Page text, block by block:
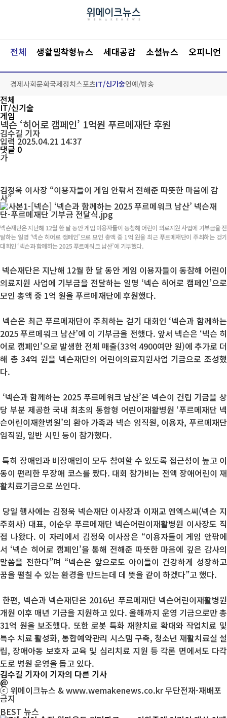
전체 생활밀착형뉴스 세대공감 소셜뉴스 오피니언
경제사회문화국제정치스포츠IT/신기술연예/방송
전체
IT/신기술
게임
넥슨 ‘히어로 캠페인’ 1억원 푸르메재단 후원
김수길 기자
입력 2025.04.21 14:37
댓글 0
가
김정욱 이사장 “이용자들이 게임 안팎서 전해준 따뜻한 마음에 감
사”
넥슨재단은 지난해 12월 한 달 동안 게임 이용자들이 동참해 어린이 의료지원 사업에 기부금을 전
달하는 일명 ‘넥슨 히어로 캠페인’으로 모인 총액 중 1억 원을 최근 푸르메재단이 주최하는 걷기
대회인 ‘넥슨과 함께하는 2025 푸르메워크 남산’에 기부했다.
넥슨재단은 지난해 12월 한 달동안 게임 이용자들이 동참해 어린이
의료지원 사업에 기부금을 전달하는 일명 ‘넥슨 히어로 캠페인’으로
모인 총액 중 1억 원을 푸르메재단에 후원했다.
넥슨은 최근푸르메재단이 주최하는 걷기 대회인 ‘넥슨과 함께하는
2025 푸르메워크 남산’에 이 기부금을 전했다. 앞서 넥슨은 ‘넥슨 히
어로 캠페인’으로 발생한 전체 매출(33억 4900여만 원)에 추가로 더
해 총 34억 원을 넥슨재단의 어린이의료지원사업 기금으로 조성했
다.
‘넥슨과 함께하는 2025 푸르메워크 남산’은 넥슨이 건립 기금을 상
당 부분 제공한 국내 최초의 통합형 어린이재활병원 ‘푸르메재단 넥
슨어린이재활병원’의 환아 가족과 넥슨 임직원, 이용자, 푸르메재단
임직원, 일반 시민 등이 참가했다.
특히 장애인과 비장애인이 모두 참여할 수 있도록 접근성이 높고 이
동이 편리한 무장애 코스를 짰다. 대회 참가비는 전액 장애어린이 재
활치료기금으로 쓰인다.
당일 행사에는 김정욱 넥슨재단 이사장과 이재교 엔엑스씨(넥슨 지
주회사) 대표, 이순우 푸르메재단 넥슨어린이재활병원 이사장도 직
접 나왔다. 이 자리에서 김정욱 이사장은 “이용자들이 게임 안팎에
서 ‘넥슨 히어로 캠페인’을 통해 전해준 따뜻한 마음에 깊은 감사의
말씀을 전한다”며 “넥슨은 앞으로도 아이들이 건강하게 성장하고
꿈을 펼칠 수 있는 환경을 만드는데 데 뜻을 같이 하겠다”고 했다.
한편, 넥슨과 넥슨재단은 2016년 푸르메재단 넥슨어린이재활병원
개원 이후 매년 기금을 지원하고 있다. 올해까지 운영 기금으로만 총
31억 원을 보조했다. 또한 로봇 특화 재활치료 확대와 작업치료 및
특수 치료 활성화, 통합예약관리 시스템 구축, 청소년 재활치료실 설
립, 장애아동 보호자 교육 및 심리치료 지원 등 각론 면에서도 다각
도로 병원 운영을 돕고 있다.
김수길 기자이 기자의 다른 기사
@
ⓒ 위메이크뉴스 & www.wemakenews.co.kr 무단전재-재배포
금지
BEST 뉴스